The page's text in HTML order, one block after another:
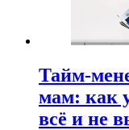
Тайм-
мам: как
всё и не